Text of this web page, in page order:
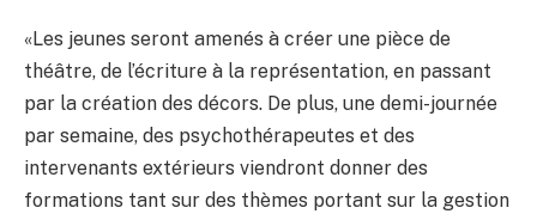
«Les jeunes seront amenés à créer une pièce de
théâtre, de l’écriture à la représentation, en passant
par la création des décors. De plus, une demi-journée
par semaine, des psychothérapeutes et des
intervenants extérieurs viendront donner des
formations tant sur des thèmes portant sur la gestion